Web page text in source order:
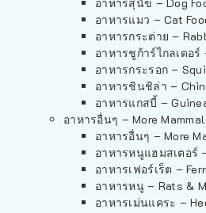
อาหารแมว – Cat
อาหารกระต่าย –
อาหารชูก้าร์ไกลเดอร์
อาหารกระรอก –
อาหารชินชิล่า –
อาหารแกสบี้ –
อาหารอื่นๆ – More
อาหารอื่นๆ – More
อาหารหนูแฮมสเตอร์
อาหารเฟอร์เร็ต –
อาหารหนู – Rats &
อาหารเม่นแคระ –